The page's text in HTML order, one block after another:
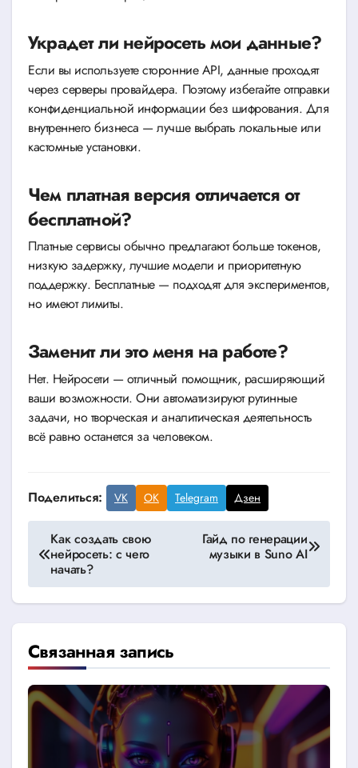
Украдет ли нейросеть мои данные?
Если вы используете сторонние API, данные проходят
через серверы провайдера. Поэтому избегайте отправки
конфиденциальной информации без шифрования. Для
внутреннего бизнеса — лучше выбрать локальные или
кастомные установки.
Чем платная версия отличается от
бесплатной?
Платные сервисы обычно предлагают больше токенов,
низкую задержку, лучшие модели и приоритетную
поддержку. Бесплатные — подходят для экспериментов,
но имеют лимиты.
Заменит ли это меня на работе?
Нет. Нейросети — отличный помощник, расширяющий
ваши возможности. Они автоматизируют рутинные
задачи, но творческая и аналитическая деятельность
всё равно останется за человеком.
Поделиться: VK OK Telegram Дзен
Навигация
по
записям
Как создать свою
нейросеть: с чего
начать?
Гайд по генерации
музыки в Suno AI
Связанная запись